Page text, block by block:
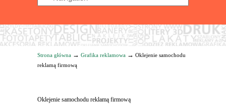
Strona główna → Grafika reklamowa → Oklejenie samochodu
reklamą firmową
Oklejenie samochodu reklamą firmową